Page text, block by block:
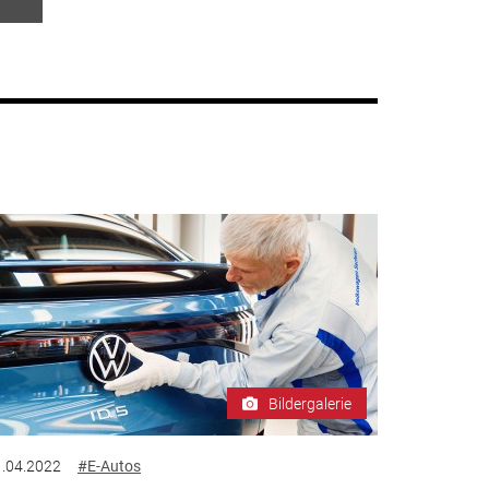
Bildergalerie
#E-Autos